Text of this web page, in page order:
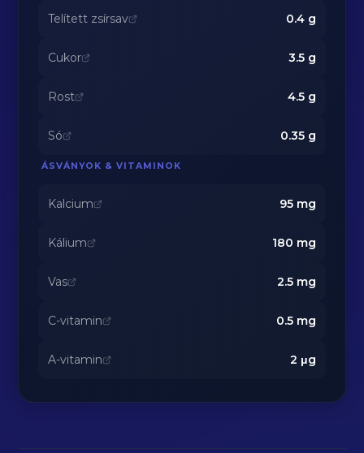
Telített zsírsav 0.4g
Cukor 3.5g
Rost 4.5g
Só 0.35g
ÁSVÁNYOK & VITAMINOK
Kalcium 95mg
Kálium 180 mg
Vas 2.5mg
C-vitamin 0.5mg
A-vitamin 2 μg